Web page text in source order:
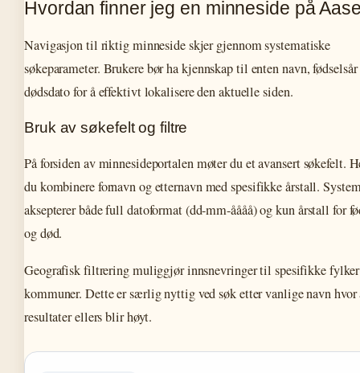
Hvordan finner jeg en minneside på
Navigasjon til riktig minneside skjer gjennom systematiske
søkeparameter. Brukere bør ha kjennskap til enten navn,
dødsdato for å effektivt lokalisere den aktuelle siden.
Bruk av søkefelt og filtre
På forsiden av minnesideportalen møter du et avansert søkefelt.
du kombinere fornavn og etternavn med spesifikke årstall.
aksepterer både full datoformat (dd-mm-åååå) og kun årstall for
og død.
Geografisk filtrering muliggjør innsnevringer til spesifikke
kommuner. Dette er særlig nyttig ved søk etter vanlige navn
resultater ellers blir høyt.